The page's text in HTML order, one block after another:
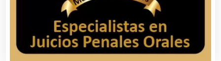
Audio, Sonido e Iluminación